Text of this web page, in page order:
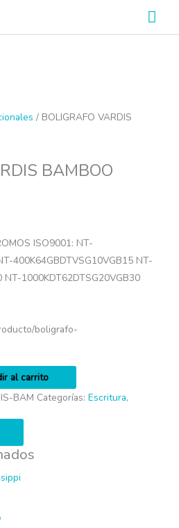
/ BOLIGRAFO VARDIS
BAMBOO
ISO9001: NT-
400K64GBDTVSG10VGB15 NT-
NT-1000KDT62DTSG20VGB30
boligrafo-
al carrito
BAM Categorías: Escritura,